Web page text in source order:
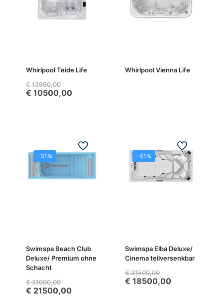
Whirlpool Teide Life
€13990,00
€ 10500,00
Whirlpool Vienna Life
-31%
Swimspa Beach Club
Deluxe/ Premium ohne
Schacht
€31000,00
€ 21500,00
-41%
Swimspa Elba Deluxe/
Cinema teilversenkbar
€31500,00
€ 18500,00